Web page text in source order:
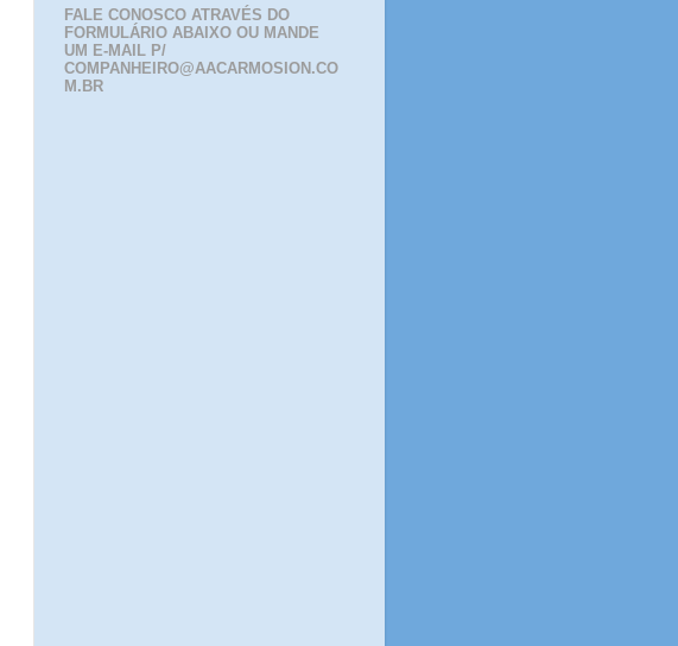
FALE CONOSCO ATRAVÉS DO
FORMULÁRIO ABAIXO OU MANDE
UM E-MAIL P/
COMPANHEIRO@AACARMOSION.CO
M.BR